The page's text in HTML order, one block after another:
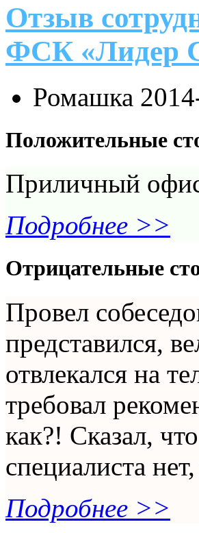
Отзыв
ФСК «Лидер
Ромашка
Положительные
Приличный
Подробнее >>
Отрицательные
Провел
представился,
отвлекался на
требовал
как?! Сказал,
специалиста
Подробнее >>